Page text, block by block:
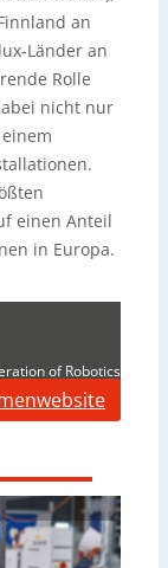
an
Länder an
Rolle
nicht nur
einen Anteil
in Europa.
of Robotics